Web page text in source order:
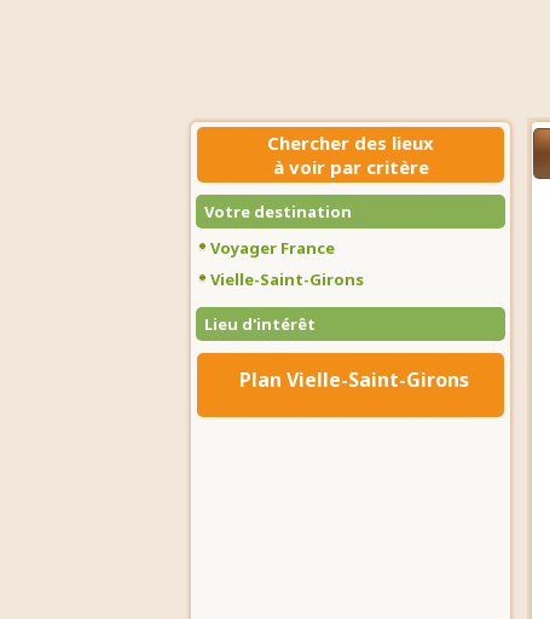
Chercher des lieux
à voir par critère
Votre destination
Voyager France
Vielle-Saint-Girons
Lieu d'intérêt
Plan Vielle-Saint-Girons